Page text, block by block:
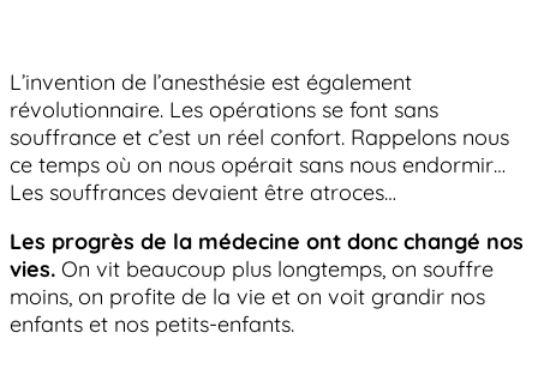
L’invention de l’anesthésie est également
révolutionnaire. Les opérations se font sans
souffrance et c’est un réel confort. Rappelons nous
ce temps où on nous opérait sans nous endormir…
Les souffrances devaient être atroces…
Les progrès de la médecine ont donc changé nos
vies. On vit beaucoup plus longtemps, on souffre
moins, on profite de la vie et on voit grandir nos
enfants et nos petits-enfants.